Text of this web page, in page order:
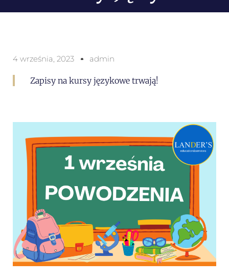
4 września, 2023 admin
Zapisy na kursy językowe trwają!